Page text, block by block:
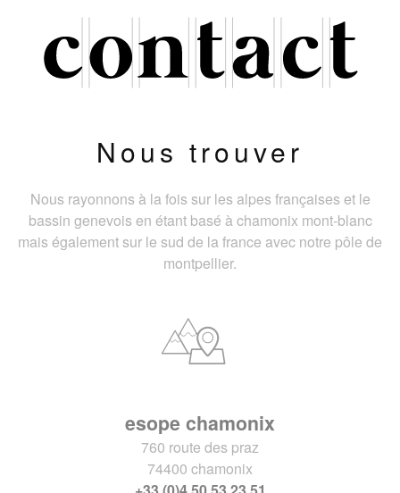
Nous trouver
Nous rayonnons à la fois sur les alpes françaises et le
bassin genevois en étant basé à chamonix mont-blanc
mais également sur le sud de la france avec notre pôle de
montpellier.
esope chamonix
760 route des praz
74400 chamonix